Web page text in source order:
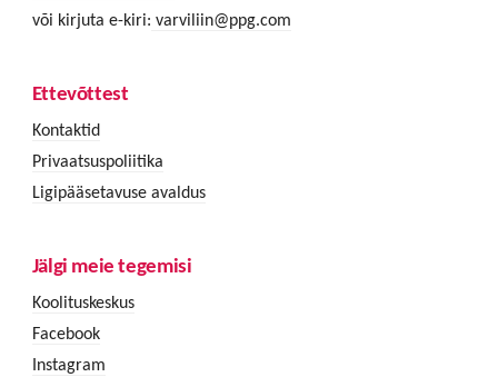
või kirjuta e-kiri: varviliin@ppg.com
Ettevõttest
Kontaktid
Privaatsuspoliitika
Ligipääsetavuse avaldus
Jälgi meie tegemisi
Koolituskeskus
Facebook
Instagram